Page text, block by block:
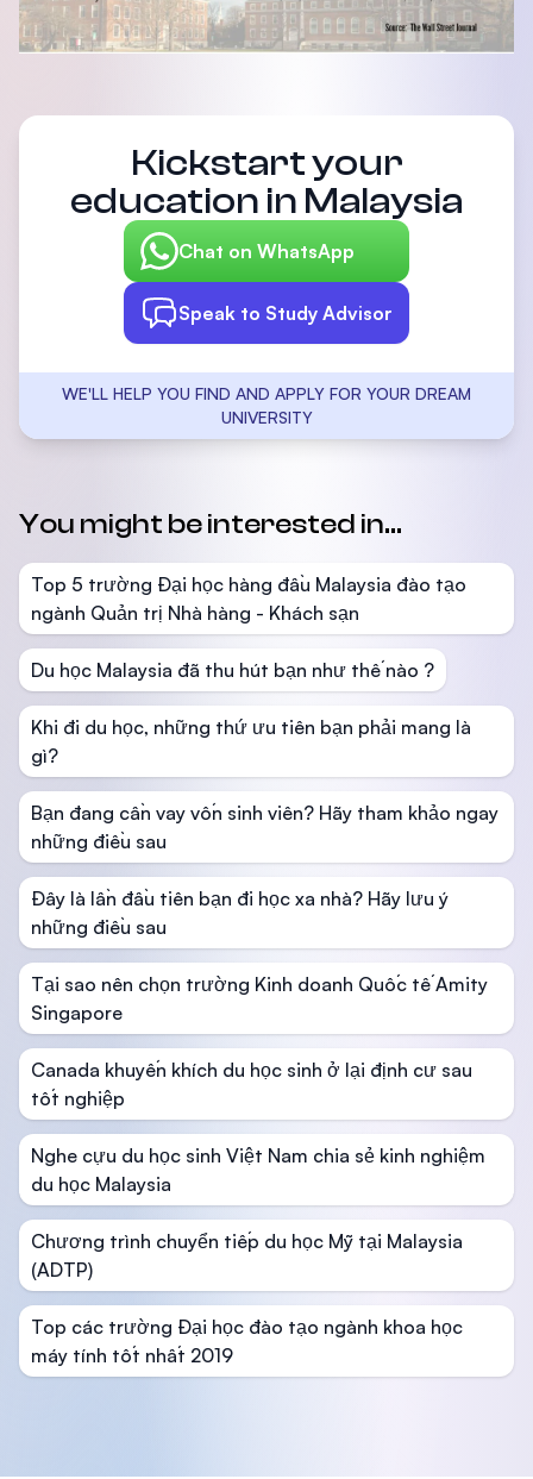
Kickstart your
education in Malaysia
Chat on WhatsApp
Speak to Study Advisor
WE'LL HELP YOU FIND AND APPLY FOR YOUR DREAM
UNIVERSITY
You might be interested in...
Top 5 trường Đại học hàng đầu Malaysia đào tạo
ngành Quản trị Nhà hàng - Khách sạn
Du học Malaysia đã thu hút bạn như thế nào ?
Khi đi du học, những thứ ưu tiên bạn phải mang là
gì?
Bạn đang cần vay vốn sinh viên? Hãy tham khảo ngay
những điều sau
Đây là lần đầu tiên bạn đi học xa nhà? Hãy lưu ý
những điều sau
Tại sao nên chọn trường Kinh doanh Quốc tế Amity
Singapore
Canada khuyến khích du học sinh ở lại định cư sau
tốt nghiệp
Nghe cựu du học sinh Việt Nam chia sẻ kinh nghiệm
du học Malaysia
Chương trình chuyển tiếp du học Mỹ tại Malaysia
(ADTP)
Top các trường Đại học đào tạo ngành khoa học
máy tính tốt nhất 2019